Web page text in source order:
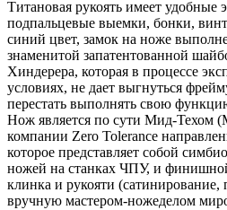
Титановая рукоять имеет удобные
подпальцевые выемки, бонки,
синий цвет, замок на ноже
знаменитой запатентованной
Хиндерера, которая в процессе
условиях, не дает выгнуться
перестать выполнять свою
Нож является по сути Мид-Техом
компании Zero Tolerance
которое представляет собой
ножей на станках ЧПУ, и
клинка и рукояти
вручную мастером-ножеделом